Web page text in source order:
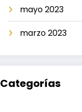
mayo 2023
marzo 2023
Categorías